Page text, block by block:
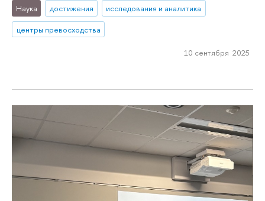
Наука достижения
исследования и аналитика
центры превосходства
10 сентября 2025